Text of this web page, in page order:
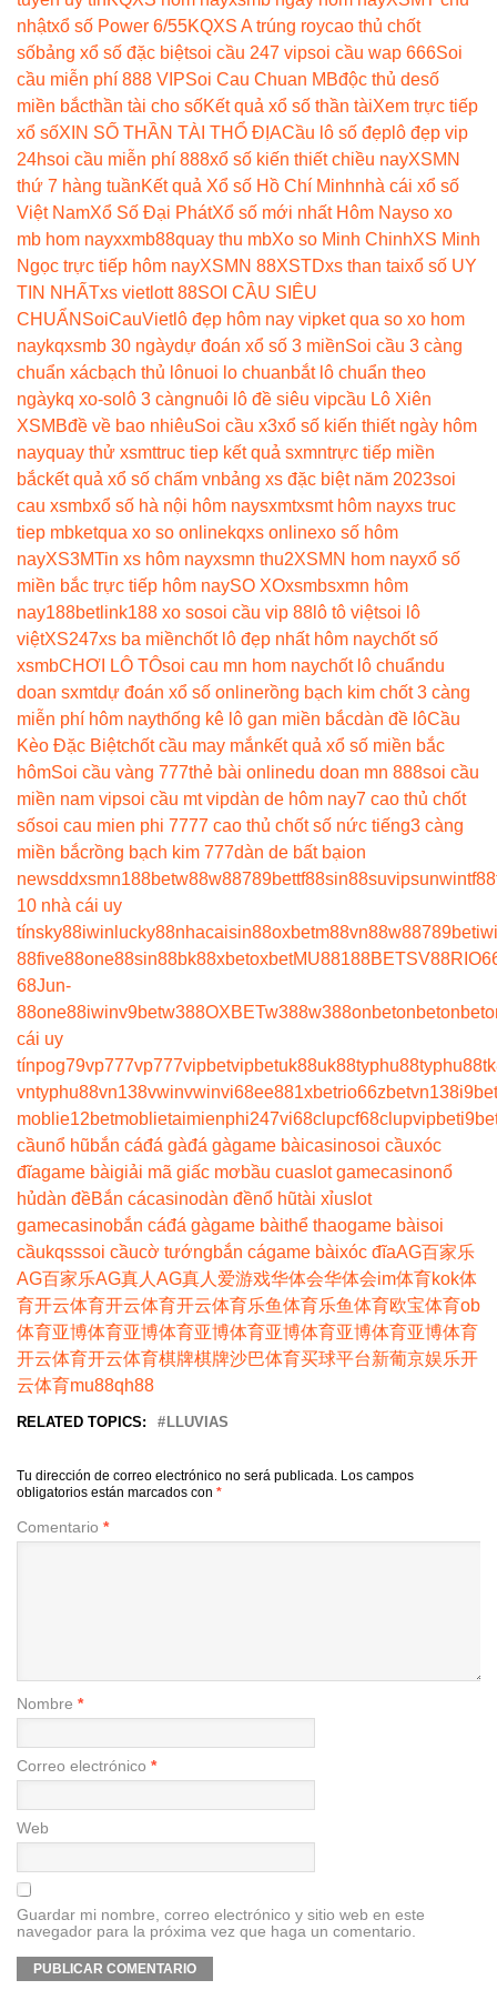
nhậtxổ số Power 6/55KQXS A trúng roycao thủ chốt
sốbảng xổ số đặc biệtsoi cầu 247 vipsoi cầu wap 666Soi
cầu miễn phí 888 VIPSoi Cau Chuan MBđộc thủ desố
miền bắcthần tài cho sốKết quả xổ số thần tàiXem trực tiếp
xổ sốXIN SỐ THẦN TÀI THỔ ĐỊACầu lô số đẹp lô đẹp vip
24hsoi cầu miễn phí 888xổ số kiến thiết chiều nayXSMN
thứ 7 hàng tuầnKết quả Xổ số Hồ Chí Minhnhà cái xổ số
Việt NamXổ Số Đại PhátXổ số mới nhất Hôm Nayso xo
mb hom nayxxmb88quay thu mbXo so Minh ChinhXS Minh
Ngọc trực tiếp hôm nayXSMN 88XSTDxs than taixổ số UY
TIN NHẤTxs vietlott 88SOI CẦU SIÊU
CHUẨN SoiCauVietlô đẹp hôm nay vipket qua so xo hom
naykqxsmb 30 ngàydự đoán xổ số 3 miềnSoi cầu 3 càng
chuẩn xácbạch thủ lônuoi lo chuanbắt lô chuẩn theo
ngàykq xo-so lô 3 càngnuôi lô đề siêu vipcầu Lô Xiên
XSMBđề về bao nhiêuSoi cầu x3xổ số kiến thiết ngày hôm
nayquay thử xsmttruc tiep kết quả sxmntrực tiếp miền
bắckết quả xổ số chấm vnbảng xs đặc biệt năm 2023soi
cau xsmbxổ số hà nội hôm naysxmtxsmt hôm nayxs truc
tiep mbketqua xo so onlinekqxs onlinexo số hôm
nayXS3MTin xs hôm nayxsmn thu2XSMN hom nayxổ số
miền bắc trực tiếp hôm naySO XOxsmbsxmn hôm
nay188betlink188 xo sosoi cầu vip 88 lô tô việtsoi lô
việtXS247xs ba miềnchốt lô đẹp nhất hôm naychốt số
xsmbCHƠI LÔ TÔsoi cau mn hom naychốt lô chuẩndu
doan sxmtdự đoán xổ số onlinerồng bạch kim chốt 3 càng
miễn phí hôm naythống kê lô gan miền bắcdàn đề lôCầu
Kèo Đặc Biệtchốt cầu may mắnkết quả xổ số miền bắc
hômSoi cầu vàng 777thẻ bài onlinedu doan mn 888soi cầu
miền nam vipsoi cầu mt vipdàn de hôm nay7 cao thủ chốt
sốsoi cau mien phi 7777 cao thủ chốt số nức tiếng3 càng
miền bắcrồng bạch kim 777dàn de bất bạion
newsddxsmn188betw88w88789bettf88sin88suvipsunwintf88
10 nhà cái uy
tínsky88iwin lucky88nhacaisin88oxbetm88vn88w88789bet
88five88one88sin88bk88xbetoxbetMU88188BETSV88
68Jun-
88one88iwinv9betw388OXBETw388w388onbetonbetonbet
cái uy
tínpog79vp777vp777vipbetvipbetuk88uk88typhu88typhu88
vntyphu88vn138vwinvwinvi68ee881xbetrio66zbetvn138
moblie12betmoblietaimienphi247vi68clupcf68clupvipbet
cầunổ hũbắn cáđá gàđá gàgame bàicasinosoi cầuxóc
đĩagame bàigiải mã giấc mơbầu cuaslot gamecasinonổ
hủdàn đềBắn cácasinodàn đềnổ hũtài xỉuslot
gamecasinobắn cáđá gàgame bàithể thaogame bàisoi
cầukqsssoi cầucờ tướngbắn cágame bàixóc đĩaAG百家乐
AG百家乐AG真人 AG真人 爱游戏华体会华体会im体育kok体
育开云体育开云体育开云体育乐鱼体育乐鱼体育欧宝体育ob
体育亚博体育亚博体育亚博体育亚博体育亚博体育亚博体育
开云体育开云体育棋牌棋牌沙巴体育买球平台新葡京娱乐开
云体育mu88qh88
RELATED TOPICS: LLUVIAS
Tu dirección de correo electrónico no será publicada. Los campos
obligatorios están marcados con *
Comentario *
Nombre *
Correo electrónico *
Web
Guardar mi nombre, correo electrónico y sitio web en este
navegador para la próxima vez que haga un comentario.